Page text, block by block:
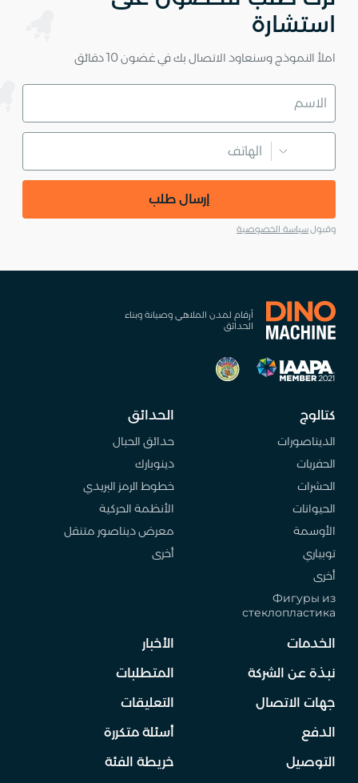
استشارة
املأ النموذج وسنعاود الاتصال بك في غضون 10 دقائق
إرسال طلب
وقبولسياسة الخصوصية
أرقام لمدن الملاهي وصيانة وبناء
الحدائق
كتالوج
الديناصورات
الحفريات
الحشرات
الحيوانات
الأوسمة
توبياري
أخرى
Фигуры из
стеклопластика
الحدائق
حدائق الحبال
دينوبارك
خطوط الرمز البريدي
الأنظمة الحركية
معرض ديناصور متنقل
أخرى
الخدمات
نبذة عن الشركة
جهات الاتصال
الدفع
التوصيل
الأخبار
المتطلبات
التعليقات
أسئلة متكررة
خريطة الفئة